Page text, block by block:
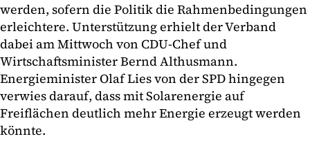
werden, sofern die Politik die Rahmenbedingungen
erleichtere. Unterstützung erhielt der Verband
dabei am Mittwoch von CDU-Chef und
Wirtschaftsminister Bernd Althusmann.
Energieminister Olaf Lies von der SPD hingegen
verwies darauf, dass mit Solarenergie auf
Freiflächen deutlich mehr Energie erzeugt werden
könnte.